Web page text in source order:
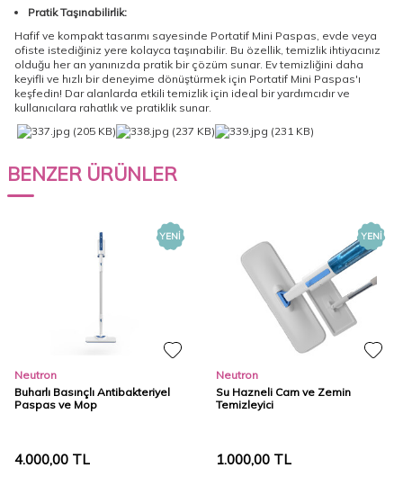
Pratik Taşınabilirlik:
Hafif ve kompakt tasarımı sayesinde Portatif Mini Paspas, evde veya
ofiste istediğiniz yere kolayca taşınabilir. Bu özellik, temizlik ihtiyacınız
olduğu her an yanınızda pratik bir çözüm sunar. Ev temizliğini daha
keyifli ve hızlı bir deneyime dönüştürmek için Portatif Mini Paspas'ı
keşfedin! Dar alanlarda etkili temizlik için ideal bir yardımcıdır ve
kullanıcılara rahatlık ve pratiklik sunar.
BENZER ÜRÜNLER
YENI
Neutron
Buharlı Basınçlı Antibakteriyel
Paspas ve Mop
4.000,00 TL
YENI
Neutron
Su Hazneli Cam ve Zemin
Temizleyici
1.000,00TL